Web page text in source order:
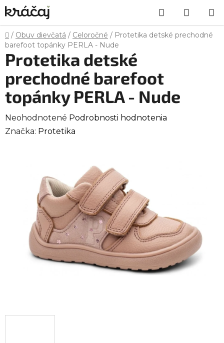
Prejsť
na
obsah
Hľadať
KOŠÍK
Domov
/ Obuv dievčatá / Celoročné / Protetika detské prechodné
barefoot topánky PERLA - Nude
Protetika detské
prechodné barefoot
topánky PERLA - Nude
Priemerné
hodnotenie
hviezdičiek.
Neohodnotené Podrobnosti hodnotenia
Značka: Protetika